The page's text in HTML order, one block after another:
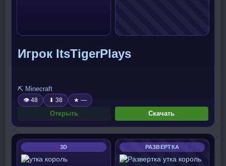
Игрок ItsTigerPlays
⛏️ Minecraft
👁 48 ⬇ 38 ★ —
Открыть Скачать
3D РАЗВЕРТКА